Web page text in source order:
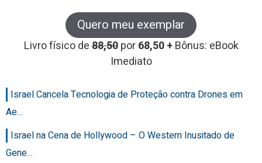
Quero meu exemplar
Livro físico de88,50 por68,50 +Bônus: eBook
Imediato
Israel Cancela Tecnologia de Proteção contra Drones em
Ae…
Israel na Cena de Hollywood – O Western Inusitado de
Gene…